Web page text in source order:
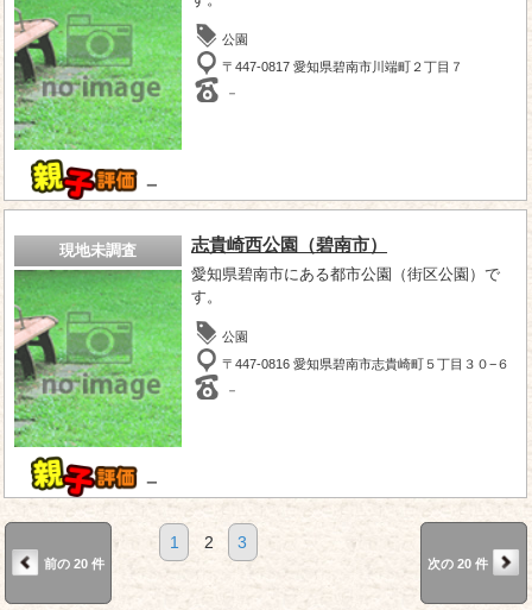
－
公園
〒447-0817 愛知県碧南市川端町２丁目７
－
現地未調査
－
志貴崎西公園（碧南市）
愛知県碧南市にある都市公園（街区公園）で
す。
公園
〒447-0816 愛知県碧南市志貴崎町５丁目３０−６
－
前の 20 件
1 2 3
次の 20 件